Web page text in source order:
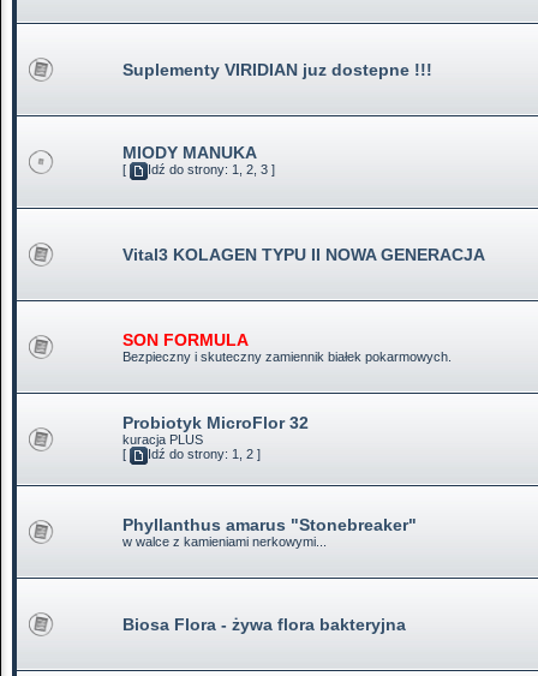
Suplementy VIRIDIAN juz dostepne !!!
MIODY MANUKA
[ Idź do strony: 1, 2, 3 ]
Vital3 KOLAGEN TYPU II NOWA GENERACJA
SON FORMULA
Bezpieczny i skuteczny zamiennik białek pokarmowych.
Probiotyk MicroFlor 32
kuracja PLUS
[
Idź do strony: 1, 2 ]
Phyllanthus amarus "Stonebreaker"
w walce z kamieniami nerkowymi...
Biosa Flora - żywa flora bakteryjna